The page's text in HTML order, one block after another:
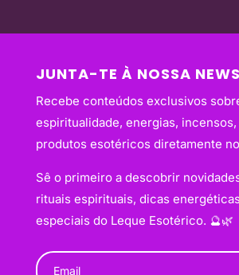
JUNTA-TE À NOSSA
Recebe conteúdos exclusivos
espiritualidade, energias,
produtos esotéricos diretamente
Sê o primeiro a descobrir
rituais espirituais, dicas
especiais do Leque Esotérico. 🔮🌿